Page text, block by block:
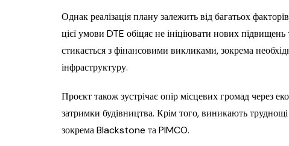
Однак реалізація плану залежить від багатьох
цієї умови DTE обіцяє не ініціювати нових
стикається з фінансовими викликами, зокрема
інфраструктуру.
Проєкт також зустрічає опір місцевих громад через
затримки будівництва. Крім того, виникають
зокрема Blackstone та PIMCO.